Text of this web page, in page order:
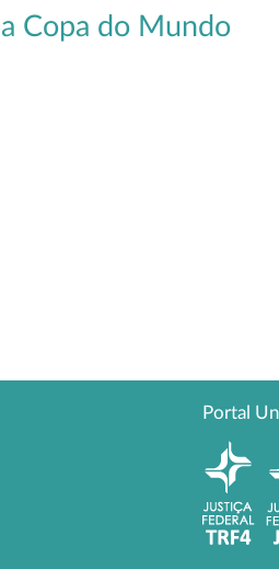
Copa do Mundo
Portal